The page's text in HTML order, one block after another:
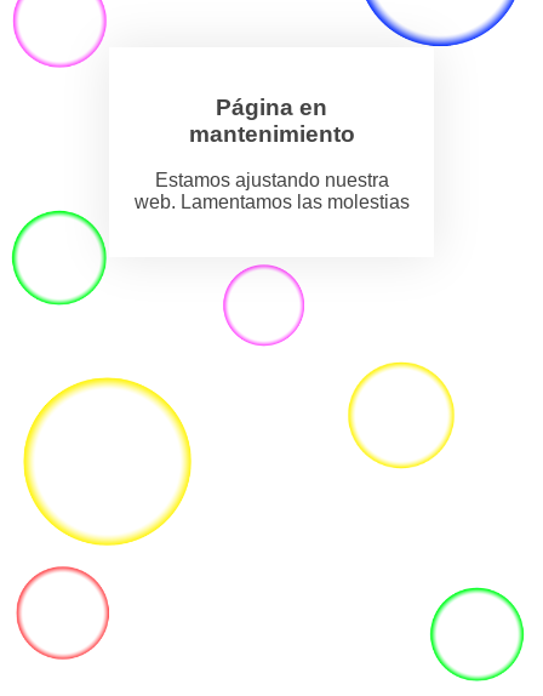
Página en
mantenimiento
Estamos ajustando nuestra
web. Lamentamos las molestias